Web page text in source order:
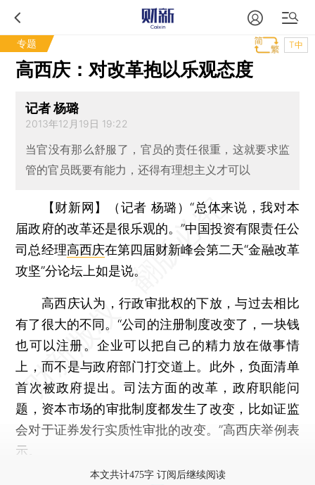
专题 T中
高西庆：对改革抱以乐观态度
记者 杨璐
2013年12月19日 19:22
当官没有那么舒服了，官员的责任很重，这就要求监
管的官员既要有能力，还得有理想主义才可以
【财新网】（记者 杨璐）“总体来说，我对本
届政府的改革还是很乐观的。”中国投资有限责任公
司总经理高西庆在第四届财新峰会第二天“金融改革
攻坚”分论坛上如是说。
高西庆认为，行政审批权的下放，与过去相比
有了很大的不同。“公司的注册制度改变了，一块钱
也可以注册。企业可以把自己的精力放在做事情
上，而不是与政府部门打交道上。此外，负面清单
首次被政府提出。司法方面的改革，政府职能问
题，资本市场的审批制度都发生了改变，比如证监
会对于证券发行实质性审批的改变。”高西庆举例表
示。
本文共计475字 订阅后继续阅读